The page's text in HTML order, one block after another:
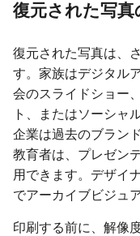
復元された写真
復元された写真は、
す。家族はデジタル
会のスライドショー
ト、またはソーシャ
企業は過去のブラン
教育者は、プレゼン
用できます。デザイ
でアーカイブビジュ
印刷する前に、解像